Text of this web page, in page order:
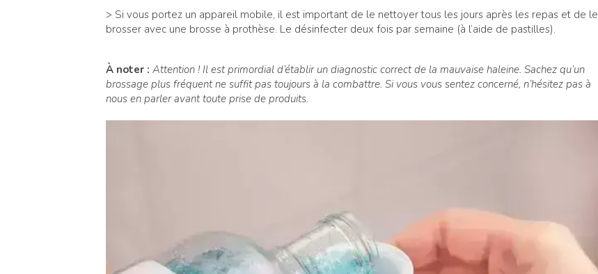
> Si vous portez un appareil mobile, il est important de le nettoyer tous les jours après les repas et de le
brosser avec une brosse à prothèse. Le désinfecter deux fois par semaine (à l’aide de pastilles).
À noter : Attention ! Il est primordial d’établir un diagnostic correct de la mauvaise haleine. Sachez qu’un
brossage plus fréquent ne suffit pas toujours à la combattre. Si vous vous sentez concerné, n’hésitez pas à
nous en parler avant toute prise de produits.